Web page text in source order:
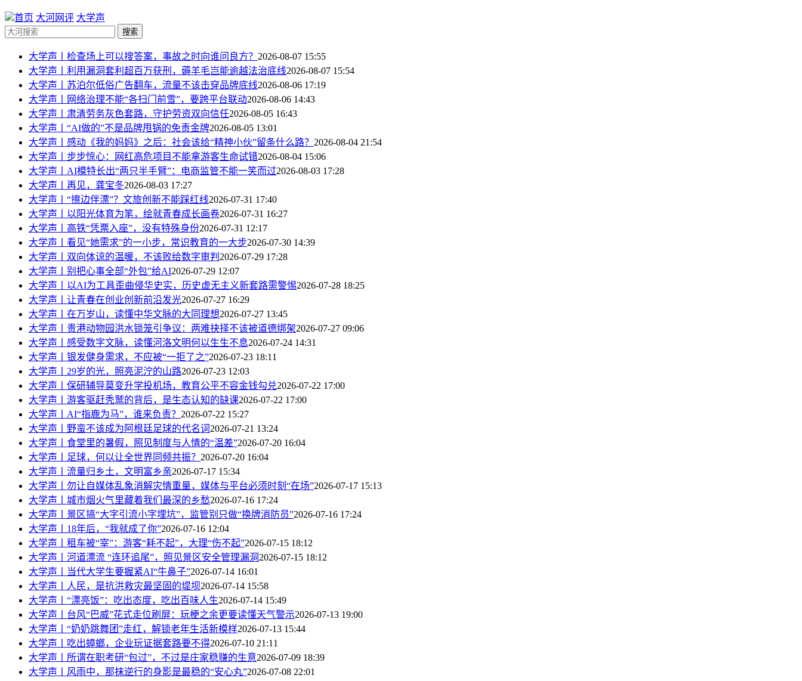
首页 大河网评 大学声
搜索
大学声丨检查场上可以搜答案，事故之时向谁问良方？ 2026-08-07 15:55
大学声丨利用漏洞套利超百万获刑，薅羊毛岂能逾越法治底线2026-08-07 15:54
大学声丨苏泊尔低俗广告翻车，流量不该击穿品牌底线2026-08-06 17:19
大学声丨网络治理不能“各扫门前雪”，要跨平台联动2026-08-06 14:43
大学声丨​肃清劳务灰色套路，守护劳资双向信任2026-08-05 16:43
大学声丨“AI做的”不是品牌甩锅的免责金牌2026-08-05 13:01
大学声丨感动《我的妈妈》之后：社会该给“精神小伙”留条什么路？ 2026-08-04 21:54
大学声丨步步惊心：网红高危项目不能拿游客生命试错2026-08-04 15:06
大学声丨AI模特长出“两只半手臂”：电商监管不能一笑而过2026-08-03 17:28
大学声丨再见，龚宝冬2026-08-03 17:27
大学声丨“擦边伴漂”？文旅创新不能踩红线2026-07-31 17:40
大学声丨以阳光体育为笔，绘就青春成长画卷2026-07-31 16:27
大学声丨高铁“凭票入座”，没有特殊身份2026-07-31 12:17
大学声丨看见“她需求”的一小步，常识教育的一大步2026-07-30 14:39
大学声丨双向体谅的温暖，不该败给数字审判 2026-07-29 17:28
大学声丨别把心事全部“外包”给AI2026-07-29 12:07
大学声丨以AI为工具歪曲侵华史实，历史虚无主义新套路需警惕2026-07-28 18:25
大学声丨让青春在创业创新前沿发光2026-07-27 16:29
大学声丨在万岁山，读懂中华文脉的大同理想2026-07-27 13:45
大学声丨贵港动物园洪水锁笼引争议：两难抉择不该被道德绑架2026-07-27 09:06
大学声丨感受数字文脉，读懂河洛文明何以生生不息2026-07-24 14:31
大学声丨银发健身需求，不应被“一拒了之”2026-07-23 18:11
大学声丨​29岁的光，照亮泥泞的山路2026-07-23 12:03
大学声丨保研辅导莫变升学投机场，教育公平不容金钱勾兑2026-07-22 17:00
大学声丨游客驱赶秃鹫的背后，是生态认知的缺课2026-07-22 17:00
大学声丨AI“指鹿为马”，谁来负责？ 2026-07-22 15:27
大学声丨野蛮不该成为阿根廷足球的代名词 2026-07-21 13:24
大学声丨食堂里的暑假，照见制度与人情的“温差”2026-07-20 16:04
大学声丨足球，何以让全世界同频共振？ 2026-07-20 16:04
大学声丨流量归乡土，文明富乡亲2026-07-17 15:34
大学声丨勿让自媒体乱象消解灾情重量，媒体与平台必须时刻“在场”2026-07-17 15:13
大学声丨城市烟火气里藏着我们最深的乡愁2026-07-16 17:24
大学声丨景区搞“大字引流小字埋坑”，监管别只做“换牌消防员”2026-07-16 17:24
大学声丨18年后，“我就成了你”2026-07-16 12:04
大学声丨​租车被“宰”：游客“耗不起”，大理“伤不起”2026-07-15 18:12
大学声丨河道漂流 “连环追尾”，照见景区安全管理漏洞 2026-07-15 18:12
大学声丨当代大学生要握紧AI“牛鼻子”2026-07-14 16:01
大学声丨人民，是抗洪救灾最坚固的堤坝2026-07-14 15:58
大学声丨“漂亮饭”：吃出态度，吃出百味人生2026-07-14 15:49
大学声丨台风“巴威”花式走位刷屏：玩梗之余更要读懂天气警示2026-07-13 19:00
大学声丨“奶奶跳舞团”走红，解锁老年生活新模样2026-07-13 15:44
大学声丨吃出蟑螂，企业玩证据套路要不得2026-07-10 21:11
大学声丨所谓在职考研“包过”，不过是庄家稳赚的生意2026-07-09 18:39
大学声丨风雨中，那抹逆行的身影是最稳的“安心丸”2026-07-08 22:01